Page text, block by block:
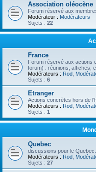
Association oléocène
Forum réservé aux
Modérateur : Modérateurs
Sujets : 22
France
Forum réservé aux actions
forum) : réunions, affiches,
Modérateurs : Rod
Sujets : 6
Etranger
Actions concrètes hors de
Modérateurs : Rod
Sujets : 1
Quebec
discussions pour le Quebec.
Modérateurs : Rod
Sujets : 27